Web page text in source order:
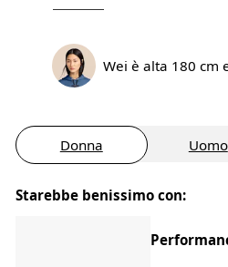
Wei è alta 180 cm
Donna Uomo
Starebbe benissimo con: